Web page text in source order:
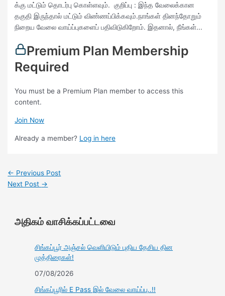
க்கு மட்டும் தொடர்பு கொள்ளவும். குறிப்பு : இந்த வேலைக்கான
தகுதி இருந்தால் மட்டும் விண்ணப்பிக்கவும்.நாங்கள் தினந்தோறும்
நிறைய வேலை வாய்ப்புகளைப் பதிவிடுகிறோம். இதனால், நீங்கள்...
Premium Plan Membership
Required
You must be a Premium Plan member to access this
content.
Join Now
Already a member? Log in here
← Previous Post
Next Post →
அதிகம் வாசிக்கப்பட்டவை
சிங்கப்பூர் அஞ்சல் வெளியிடும் புதிய தேசிய தின
முத்திரைகள்!
07/08/2026
சிங்கப்பூரில் E Pass இல் வேலை வாய்ப்பு..!!